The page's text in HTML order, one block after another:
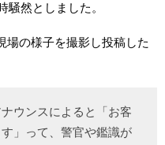
騒然としました。
場の様子を撮影し投稿した
ウンスによると「お客
」って、警官や鑑識が